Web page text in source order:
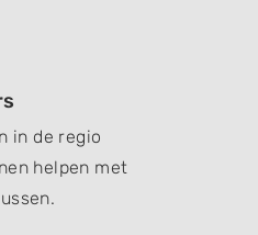
in de regio
helpen met